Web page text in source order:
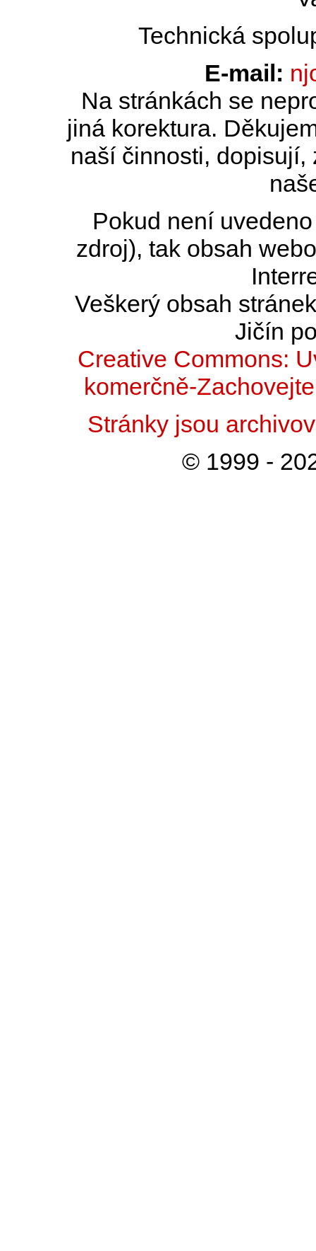
Technická
E-mail:
Na stránkách se
jiná korektura.
naší činnosti,
Pokud není
zdroj), tak obsah
Veškerý obsah
Jičín
Creative Commons:
komerčně-
Stránky jsou
© 1999 -